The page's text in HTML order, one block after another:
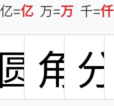
亿=亿 万=万 千=仟
圆 角 分